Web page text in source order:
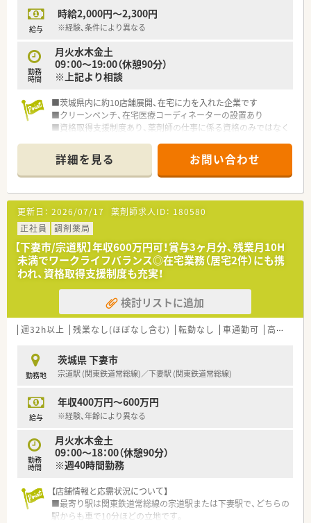
給与
時給2,000円～2,300円
※経験、条件により異なる
勤務
時間
月火水木金土
09：00～19:00（休憩90分）
※上記より相談
■茨城県内に約10店舗展開、在宅に力を入れた企業です
■クリーンベンチ、在宅医療コーディネーターの設置あり
■資格取得支援制度あり、薬剤師の仕事に係る資格のみではなく
詳細を見る お問い合わせ
更新日： 2026/07/17 薬剤師求人ID： 180580
正社員
調剤薬局
【下妻市/宗道駅】年収600万円可！賞与3ヶ月分、残業月10H
未満でワークライフバランス◎在宅業務（居宅2件）にも携
われ、資格取得支援制度も充実！
検討リストに追加
週32h以上 残業なし(ほぼなし含む) 転勤なし 車通勤可 高給与(600万円以上)
勤務地
茨城県 下妻市
宗道駅 (関東鉄道常総線)／下妻駅 (関東鉄道常総線)
給与
年収400万円～600万円
※経験、年齢により異なる
勤務
時間
月火水木金土
09：00～18：00（休憩90分）
※週40時間勤務
【店舗情報と応需状況について】
■最寄り駅は関東鉄道常総線の宗道駅または下妻駅で、どちらの
駅からも車で10分ほどの立地です。